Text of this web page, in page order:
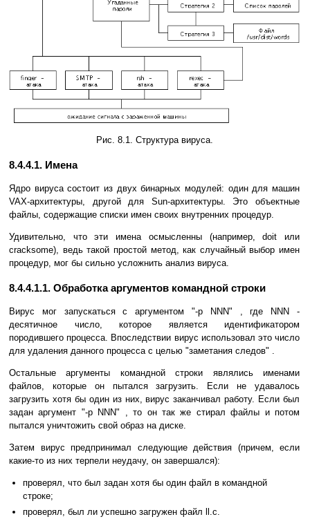
Рис. 8.1. Структура вируса.
8.4.4.1. Имена
Ядро вируса состоит из двух бинарных модулей: один для машин
VAX-архитектуры, другой для Sun-архитектуры. Это объектные
файлы, содержащие списки имен своих внутренних процедур.
Удивительно, что эти имена осмысленны (например, doit или
cracksome), ведь такой простой метод, как случайный выбор имен
процедур, мог бы сильно усложнить анализ вируса.
8.4.4.1.1. Обработка аргументов командной строки
Вирус мог запускаться с аргументом "-p NNN" , где NNN -
десятичное число, которое является идентификатором
породившего процесса. Впоследствии вирус использовал это число
для удаления данного процесса с целью "заметания следов" .
Остальные аргументы командной строки являлись именами
файлов, которые он пытался загрузить. Если не удавалось
загрузить хотя бы один из них, вирус заканчивал работу. Если был
задан аргумент "-p NNN" , то он так же стирал файлы и потом
пытался уничтожить свой образ на диске.
Затем вирус предпринимал следующие действия (причем, если
какие-то из них терпели неудачу, он завершался):
проверял, что был задан хотя бы один файл в командной
строке;
проверял, был ли успешно загружен файл ll.c.